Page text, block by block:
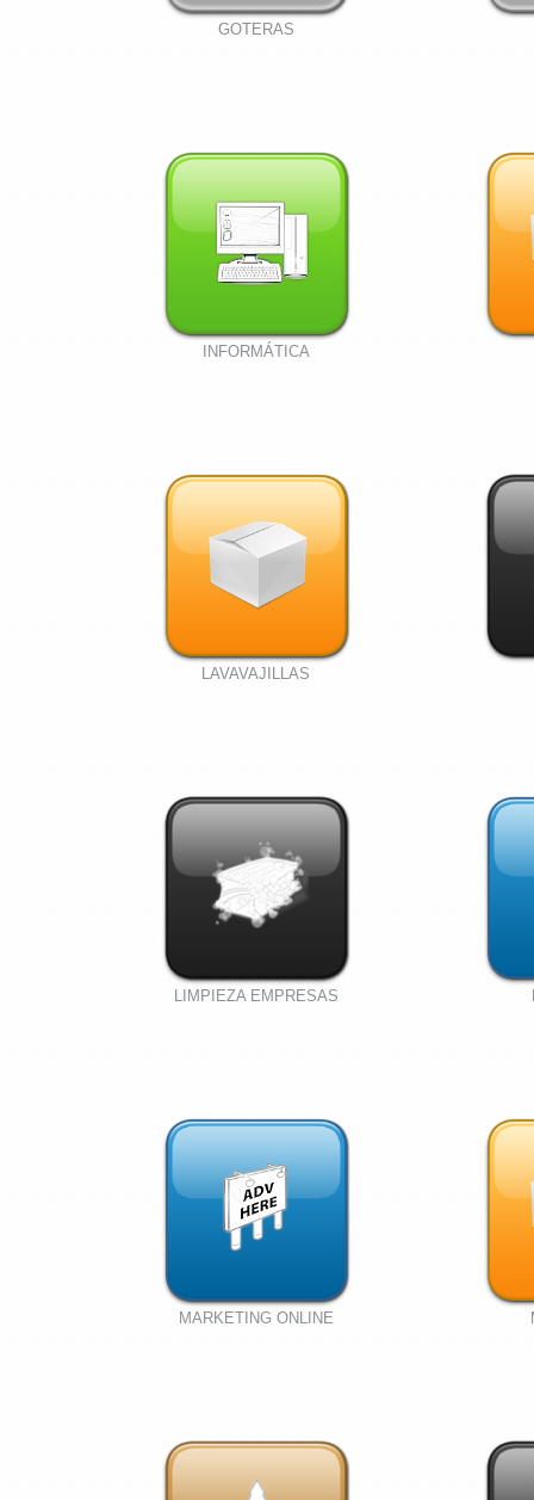
GOTERAS
INFORMÁTICA
LAVAVAJILLAS
LIMPIEZA EMPRESAS
MARKETING ONLINE